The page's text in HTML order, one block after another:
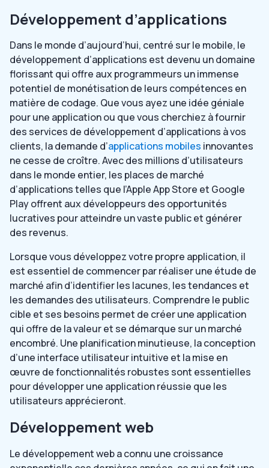
Développement d’applications
Dans le monde d’aujourd’hui, centré sur le mobile, le
développement d’applications est devenu un domaine
florissant qui offre aux programmeurs un immense
potentiel de monétisation de leurs compétences en
matière de codage. Que vous ayez une idée géniale
pour une application ou que vous cherchiez à fournir
des services de développement d’applications à vos
clients, la demande d’applications mobiles innovantes
ne cesse de croître. Avec des millions d’utilisateurs
dans le monde entier, les places de marché
d’applications telles que l’Apple App Store et Google
Play offrent aux développeurs des opportunités
lucratives pour atteindre un vaste public et générer
des revenus.
Lorsque vous développez votre propre application, il
est essentiel de commencer par réaliser une étude de
marché afin d’identifier les lacunes, les tendances et
les demandes des utilisateurs. Comprendre le public
cible et ses besoins permet de créer une application
qui offre de la valeur et se démarque sur un marché
encombré. Une planification minutieuse, la conception
d’une interface utilisateur intuitive et la mise en
œuvre de fonctionnalités robustes sont essentielles
pour développer une application réussie que les
utilisateurs apprécieront.
Développement web
Le développement web a connu une croissance